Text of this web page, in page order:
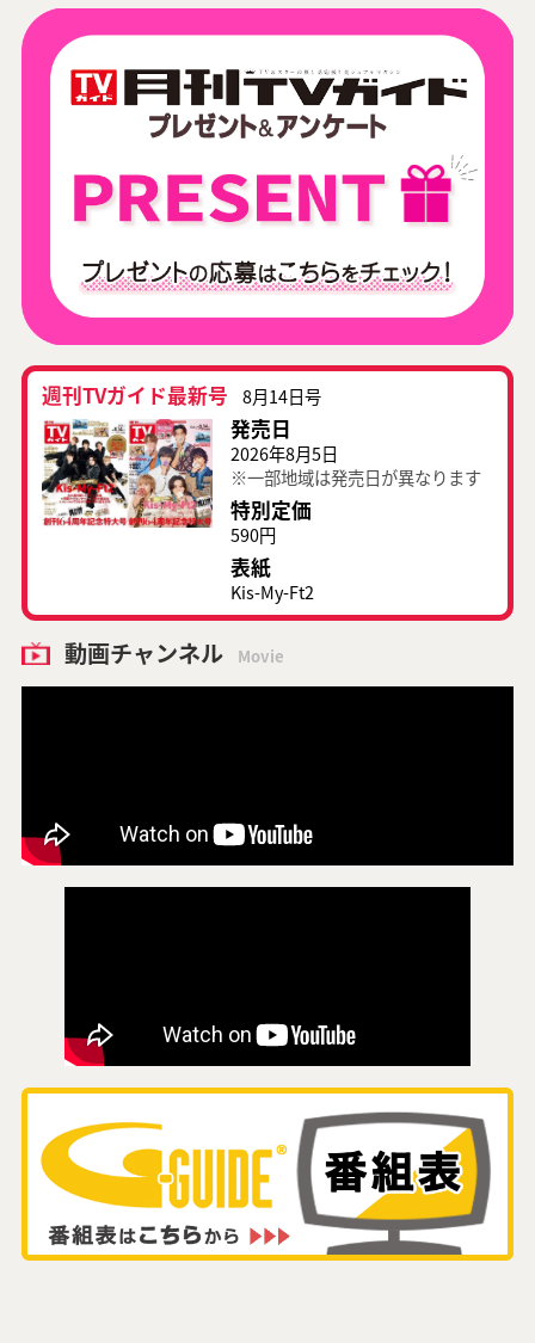
週刊TVガイド最新号 8月14日号
発売日
2026年8月5日
※一部地域は発売日が異なります
特別定価
590円
表紙
Kis-My-Ft2
動画チャンネル Movie